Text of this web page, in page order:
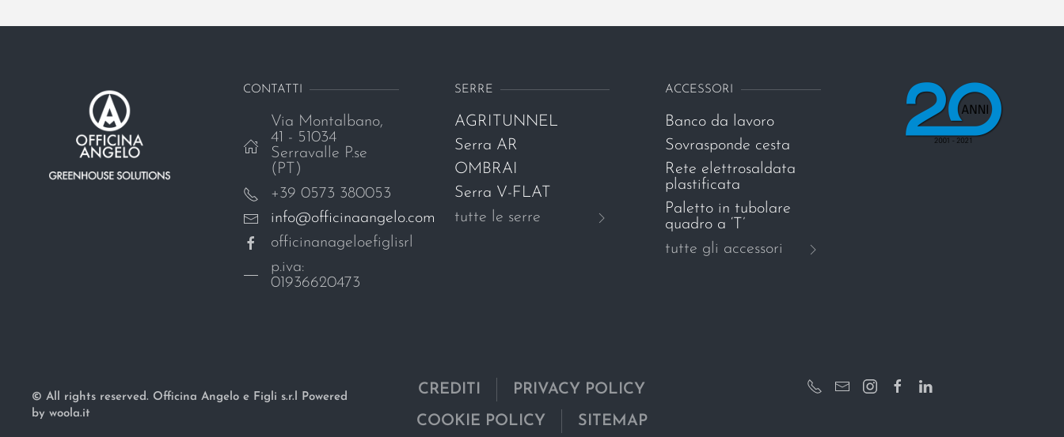
CONTATTI
Via Montalbano,
41 - 51034
Serravalle P.se
(PT)
+39 0573 380053
info@officinaangelo.com
officinanageloefiglisrl
p.iva:
01936620473
SERRE
AGRITUNNEL
Serra AR
OMBRAI
Serra V-FLAT
tutte le serre
ACCESSORI
Banco da lavoro
Sovrasponde cesta
Rete elettrosaldata
plastificata
Paletto in tubolare
quadro a ‘T’
tutte gli accessori
© All rights reserved. Officina Angelo e Figli s.r.l Powered
by woola.it
CREDITI
PRIVACY POLICY
COOKIE POLICY
SITEMAP